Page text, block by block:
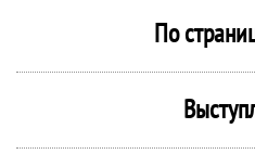
По